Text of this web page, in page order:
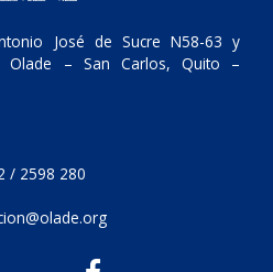
José de Sucre N58-63 y
Olade – San Carlos, Quito –
/ 2598 280